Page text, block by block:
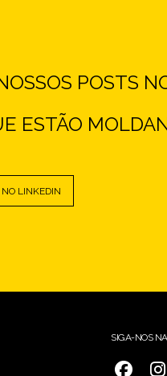
POSTS
ESTÃO
NO LINKEDIN
SIGA-NOS